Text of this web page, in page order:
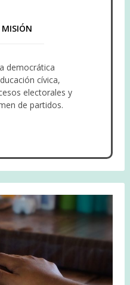
MISIÓN
democrática
cívica,
electorales y
de partidos.
VISIÓN
como el
impulsor del